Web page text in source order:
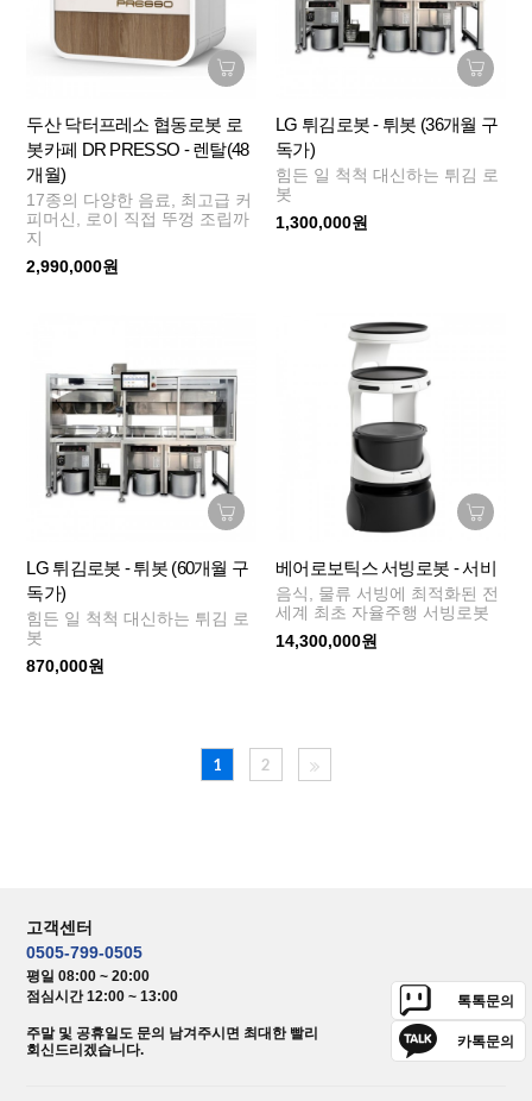
두산 닥터프레소 협동로봇 로
봇카페 DR PRESSO - 렌탈(48
개월)
17종의 다양한 음료, 최고급 커
피머신, 로이 직접 뚜껑 조립까
지
2,990,000원
LG 튀김로봇 - 튀봇 (36개월 구
독가)
힘든 일 척척 대신하는 튀김 로
봇
1,300,000원
LG 튀김로봇 - 튀봇 (60개월 구
독가)
힘든 일 척척 대신하는 튀김 로
봇
870,000원
베어로보틱스 서빙로봇 - 서비
음식, 물류 서빙에 최적화된 전
세계 최초 자율주행 서빙로봇
14,300,000원
1 2
고객센터
0505-799-0505
평일 08:00 ~ 20:00
점심시간 12:00 ~ 13:00
주말 및 공휴일도 문의 남겨주시면 최대한 빨리
회신드리겠습니다.
톡톡문의
카톡문의